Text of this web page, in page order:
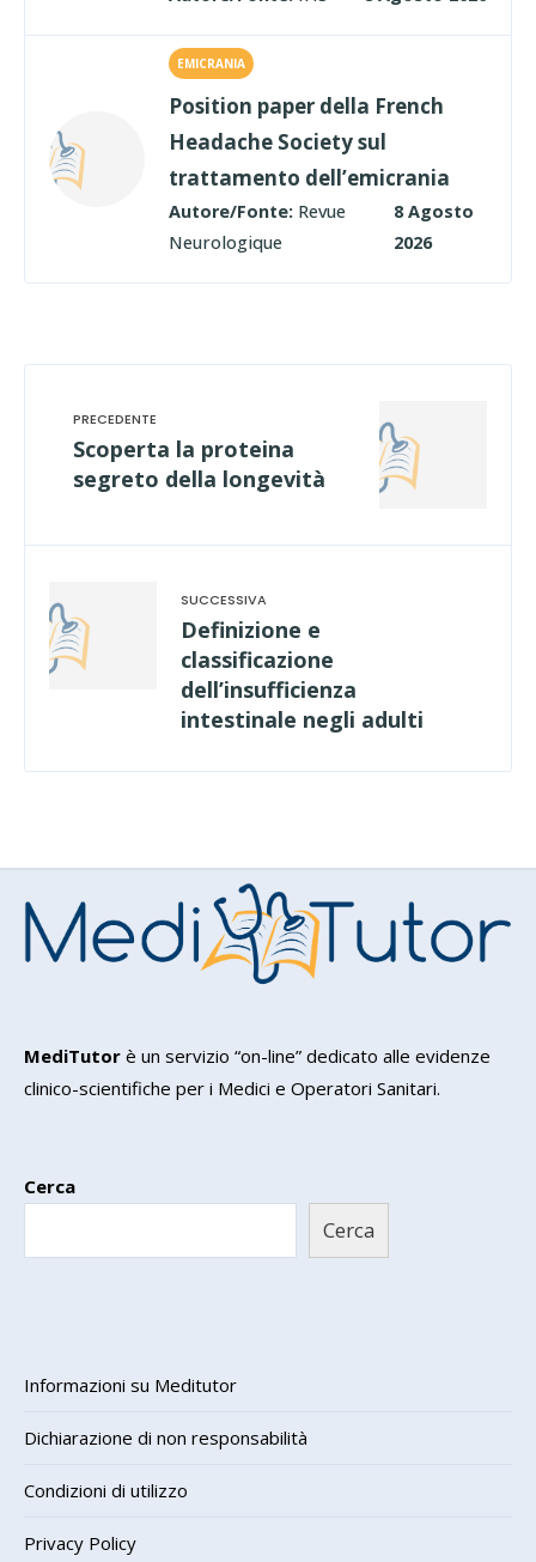
EMICRANIA
Position paper della French
Headache Society sul
trattamento dell’emicrania
Autore/Fonte: Revue
Neurologique
8 Agosto
2026
Scoperta la proteina
segreto della longevità
Definizione e
classificazione
dell’insufficienza
intestinale negli adulti
MediTutor è un servizio “on-line” dedicato alle evidenze
clinico-scientifiche per i Medici e Operatori Sanitari.
Cerca
Cerca
Informazioni su Meditutor
Dichiarazione di non responsabilità
Condizioni di utilizzo
Privacy Policy